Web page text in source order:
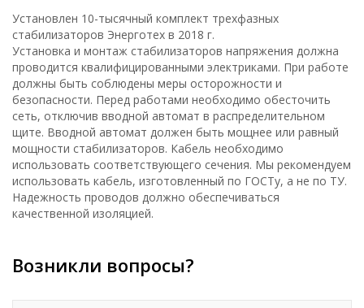
Установлен 10-тысячный комплект трехфазных
стабилизаторов Энерготех в 2018 г.
Установка и монтаж стабилизаторов напряжения должна
проводится квалифицированными электриками. При работе
должны быть соблюдены меры осторожности и
безопасности. Перед работами необходимо обесточить
сеть, отключив вводной автомат в распределительном
щите. Вводной автомат должен быть мощнее или равный
мощности стабилизаторов. Кабель необходимо
использовать соответствующего сечения. Мы рекомендуем
использовать кабель, изготовленный по ГОСТу, а не по ТУ.
Надежность проводов должно обеспечиваться
качественной изоляцией.
Возникли вопросы?